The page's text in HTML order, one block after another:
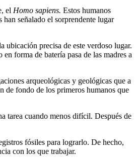
el Homo sapiens. Estos humanos
señalado el sorprendente lugar
precisa de este verdoso lugar.
forma de batería pasa de las madres a
arqueológicas y geológicas que a
de fondo de los primeros humanos que
tarea cuando menos difícil. Después de
fósiles para lograrlo. De hecho,
con los que trabajar.